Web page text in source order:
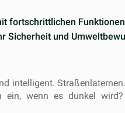
fortschrittlichen
Sicherheit und
intelligent. Straßenlaternen.
ein, wenn es dunkel